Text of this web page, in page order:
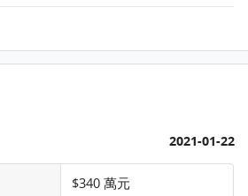
2021-01-22
$340 萬元